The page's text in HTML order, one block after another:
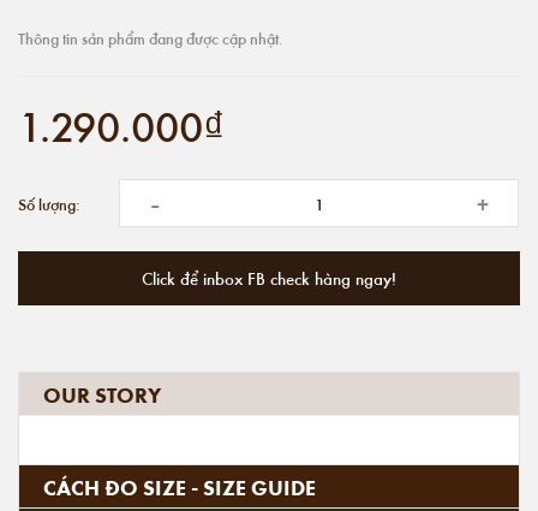
Thông tin sản phẩm đang được cập nhật.
1.290.000₫
Số lượng: - +
Click để inbox FB check hàng ngay!
OUR STORY
CÁCH ĐO SIZE - SIZE GUIDE